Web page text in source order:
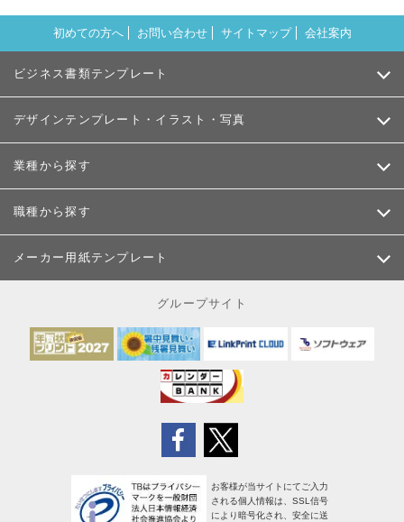
初めての方へ お問い合わせ サイトマップ 会社案内
ビジネス書類テンプレート
デザインテンプレート・イラスト・写真
業種から探す
職種から探す
メーカー用紙テンプレート
グループサイト
お客様が当サイトにてご入力
される個人情報は、SSL信号
により暗号化され、安全に送